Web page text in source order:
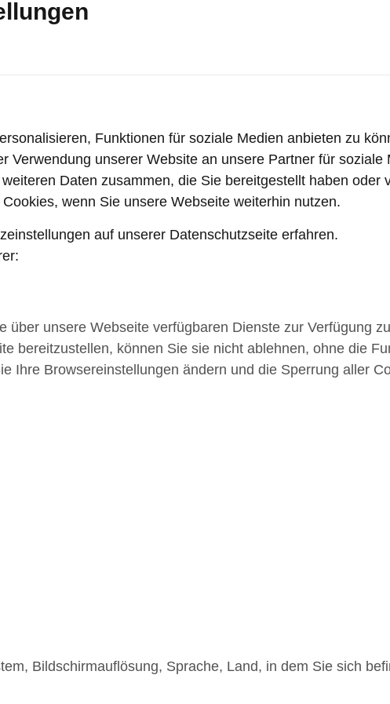
Funktionen für soziale Medien anbieten zu
Verwendung unserer Website an unsere Partner für
Daten zusammen, die Sie bereitgestellt haben
wenn Sie unsere Webseite weiterhin nutzen.
auf unserer Datenschutzseite erfahren.
unsere Webseite verfügbaren Dienste zur Verfügung
bereitzustellen, können Sie sie nicht ablehnen, ohne die
Ihre Browsereinstellungen ändern und die Sperrung aller
Bildschirmauflösung, Sprache, Land, in dem Sie sich